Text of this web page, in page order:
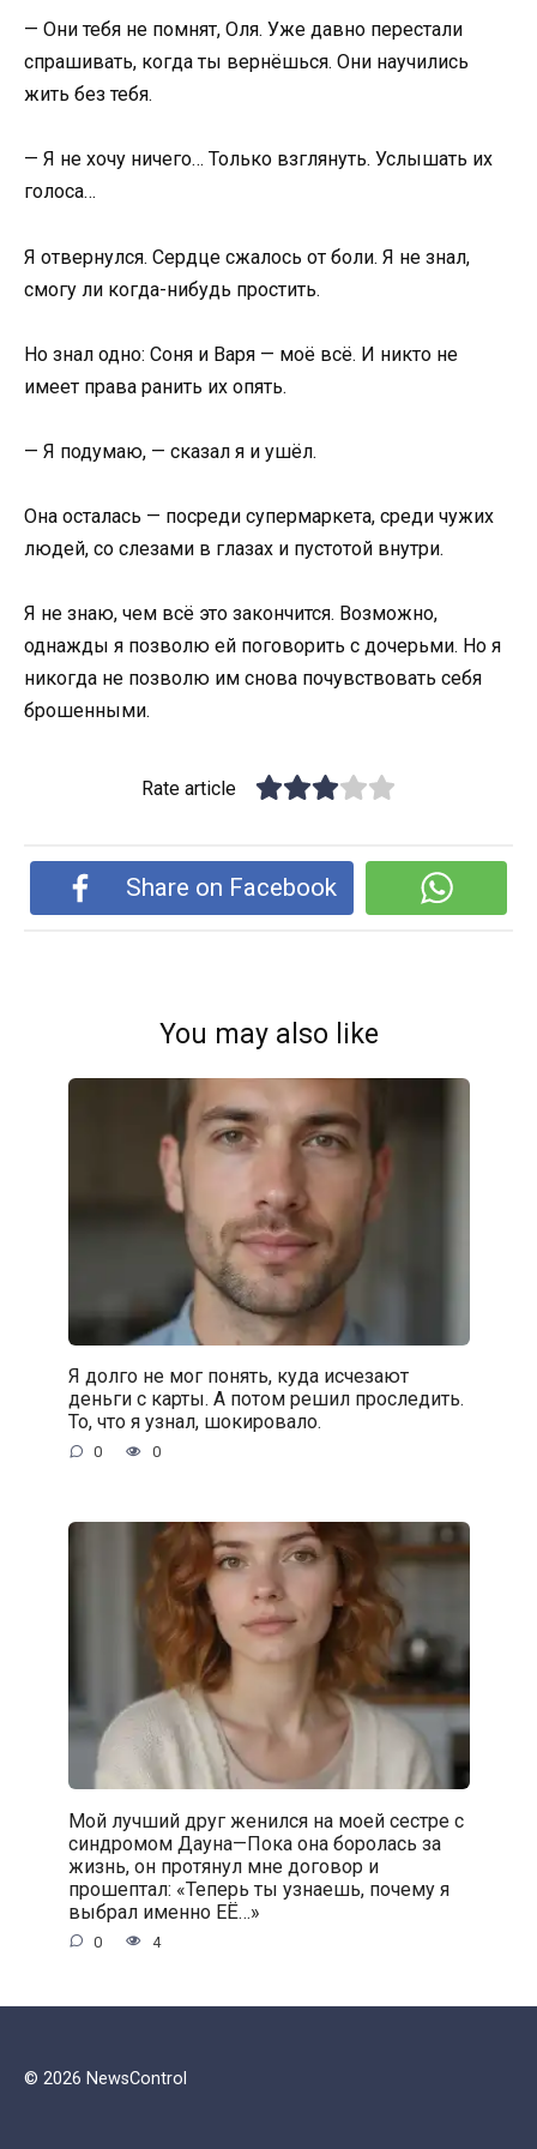
— Они тебя не помнят, Оля. Уже давно перестали
спрашивать, когда ты вернёшься. Они научились
жить без тебя.
— Я не хочу ничего… Только взглянуть. Услышать их
голоса…
Я отвернулся. Сердце сжалось от боли. Я не знал,
смогу ли когда-нибудь простить.
Но знал одно: Соня и Варя — моё всё. И никто не
имеет права ранить их опять.
— Я подумаю, — сказал я и ушёл.
Она осталась — посреди супермаркета, среди чужих
людей, со слезами в глазах и пустотой внутри.
Я не знаю, чем всё это закончится. Возможно,
однажды я позволю ей поговорить с дочерьми. Но я
никогда не позволю им снова почувствовать себя
брошенными.
Rate article
Share on Facebook
You may also like
Я долго не мог понять, куда исчезают
деньги с карты. А потом решил проследить.
То, что я узнал, шокировало.
0 0
Мой лучший друг женился на моей сестре с
синдромом Дауна—Пока она боролась за
жизнь, он протянул мне договор и
прошептал: «Теперь ты узнаешь, почему я
выбрал именно ЕЁ…»
0 4
© 2026 NewsControl